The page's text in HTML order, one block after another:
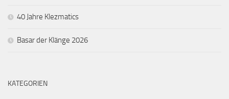
40 Jahre Klezmatics
Basar der Klänge 2026
KATEGORIEN